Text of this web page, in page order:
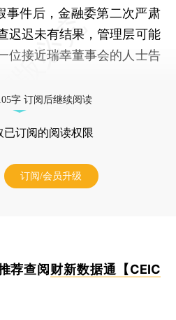
事件后，金融委第二次严肃
迟迟未有结果，管理层可能
位接近瑞幸董事会的人士告
字 订阅后继续阅读
已订阅的阅读权限
订阅/会员升级
荐查阅财新数据通【CEIC